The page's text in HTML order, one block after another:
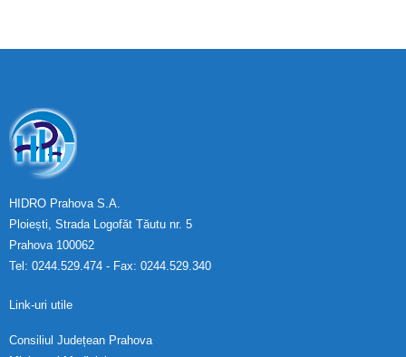
HIDRO Prahova S.A.
Ploiești, Strada Logofăt Tăutu nr. 5
Prahova 100062
Tel: 0244.529.474 - Fax: 0244.529.340
Link-uri utile
Consiliul Județean Prahova